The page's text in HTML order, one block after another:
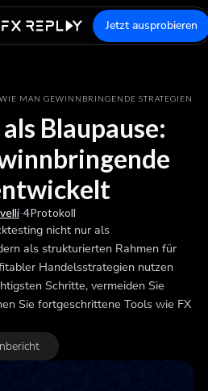
Jetzt ausprobieren
MAN GEWINNBRINGENDE STRATEGIEN
Blaupause:
-4Protokoll
nicht nur als
als strukturierten Rahmen für
Handelsstrategien nutzen
Schritte, vermeiden Sie
Sie fortgeschrittene Tools wie FX